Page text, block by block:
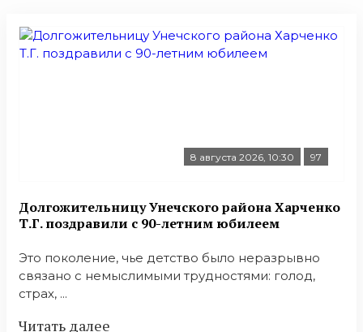
8 августа 2026, 10:30 97
Долгожительницу Унечского района Харченко
Т.Г. поздравили с 90-летним юбилеем
Это поколение, чье детство было неразрывно
связано с немыслимыми трудностями: голод,
страх, ...
Читать далее